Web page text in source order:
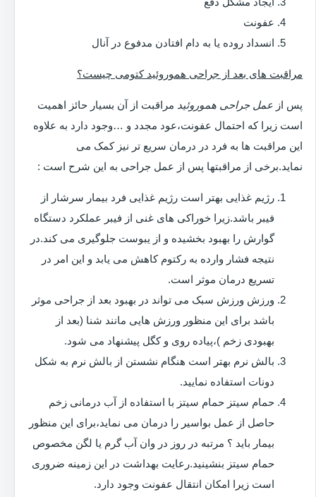
عفونت
انسداد روده یا به دام افتادن مدفوع در آنال
مراقبت های بعد از جراحی هموروئید کتومی چیست؟
پس از عمل جراحی هموروئید مراقبت از آن بسیار حائز اهمیت
است زیرا که احتمال عفونت،عود مجدد و …وجود دارد به علاوه
این مراقبت ها به فرد در درمان سریع تر نیز کمک می
نماید.برخی از مراقبتها پس از عمل جراحی به این شرح است :
رژیم غذایی بهتر است رژیم غذایی فرد بیمار سرشار از
فیبر باشد.زیرا خوراکی های غنی از فیبر عملکرد دستگاه
گوارش را بهبود بخشیده و از یبوست جلوگیری می کند.در
نتیجه فشار وارده به رکتوم کاهش می یابد و این امر در
تسریع درمان موثر است.
ورزش ورزش سبک می تواند در بهبود بعد از جراحی موثر
باشد برای این منظور ورزش هایی مانند شنا (بعد از
بهبودی زخم )،پیاده روی و کگل پیشنهاد می شود.
بالش نرم بهتر است هنگام نشستن از بالش نرم به شکل
دونات استفاده نمایید.
حمام سیتز حمام سیتز با استفاده از آب درمانی زخم
حاصل از عمل بواسیر را درمان می نماید،برای این منظور
بیمار باید ؟ مرتبه در روز در وان آب گرم یا لگن مخصوص
حمام سیتز بنشینید.رعایت بهداشت در این زمینه ضروری
است زیرا امکان انتقال عفونت وجود دارد.